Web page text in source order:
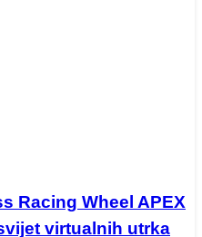
Racing Wheel APEX
virtualnih utrka